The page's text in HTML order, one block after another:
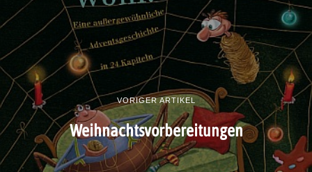
VORIGER ARTIKEL
Weihnachtsvorbereitungen